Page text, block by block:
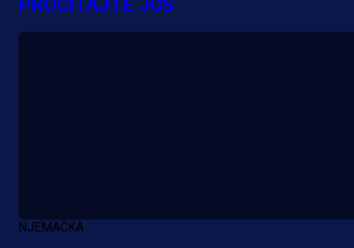
bonus dobrodošlice!
PROČITAJTE JOŠ
NJEMAČKA